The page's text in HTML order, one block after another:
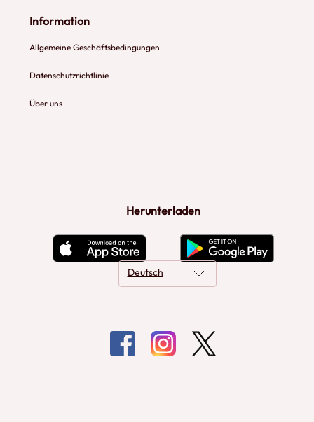
Information
Allgemeine Geschäftsbedingungen
Datenschutzrichtlinie
Über uns
Herunterladen
Deutsch